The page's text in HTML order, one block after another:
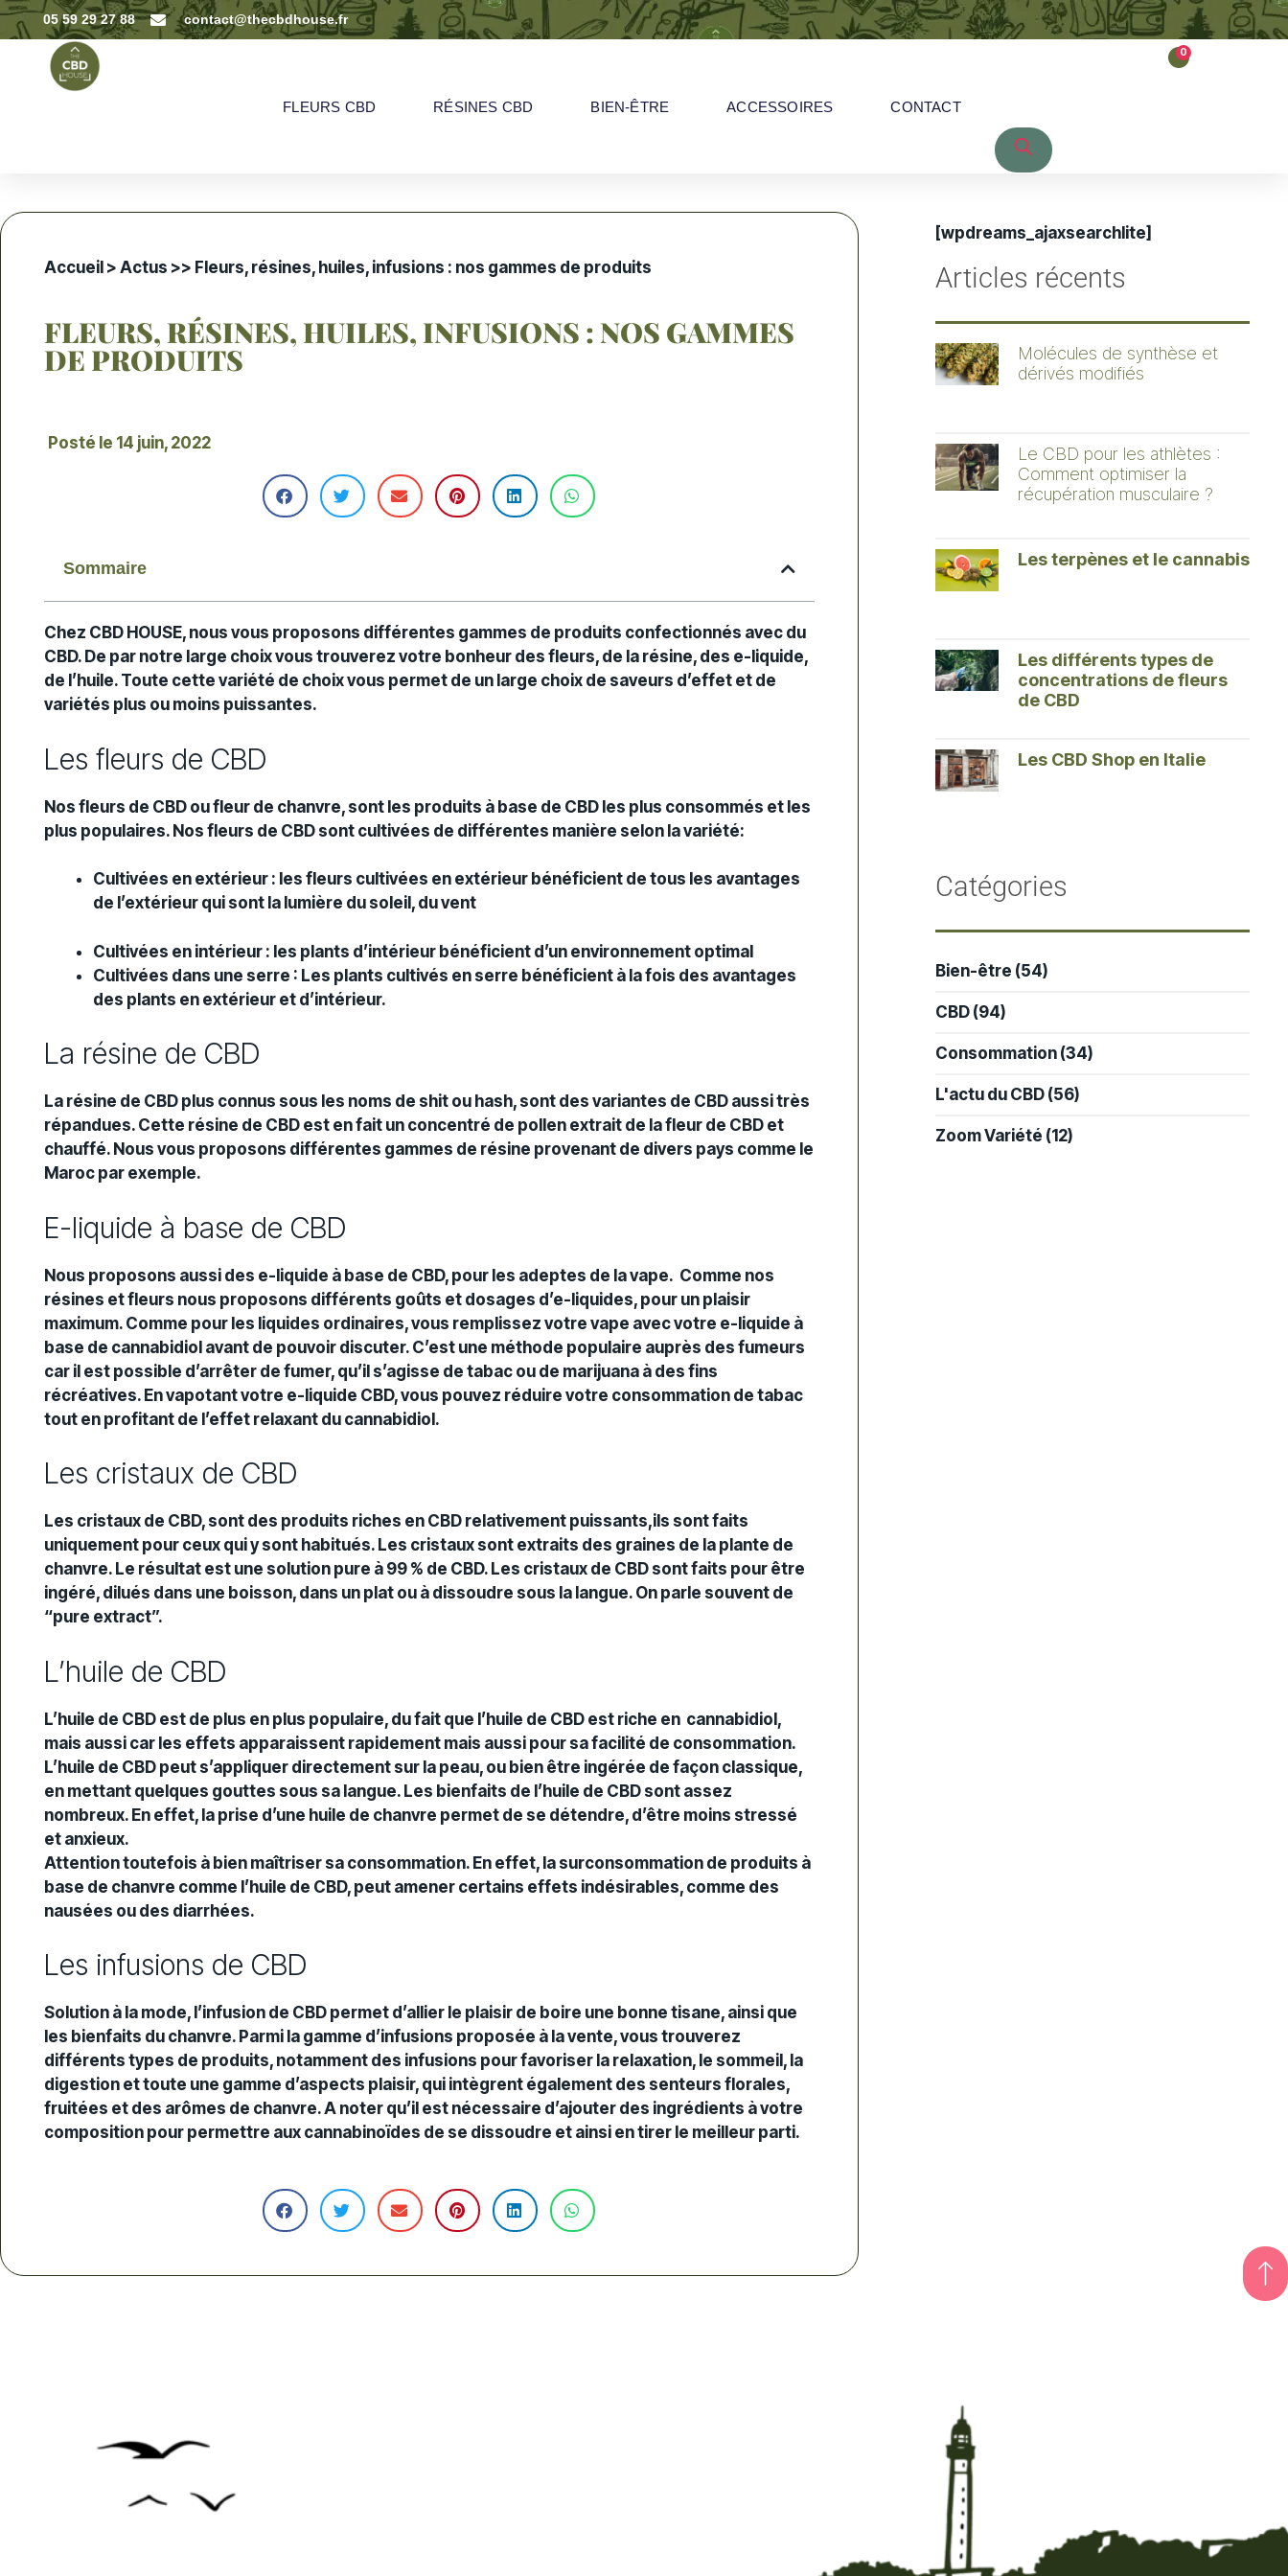
--
05 59 29 27 88 contact@thecbdhouse.fr
FLEURS CBD RÉSINES CBD BIEN-ÊTRE ACCESSOIRES CONTACT
0
Accueil> Actus >> Fleurs, résines, huiles, infusions : nos gammes de produits
FLEURS, RÉSINES, HUILES, INFUSIONS : NOS GAMMES
DE PRODUITS
Posté le 14 juin, 2022
Sommaire
Chez CBD HOUSE, nous vous proposons différentes gammes de produits confectionnés avec du
CBD. De par notre large choix vous trouverez votre bonheur des fleurs, de la résine, des e-liquide,
de l’huile. Toute cette variété de choix vous permet de un large choix de saveurs d’effet et de
variétés plus ou moins puissantes.
Les fleurs de CBD
Nos fleurs de CBD ou fleur de chanvre, sont les produits à base de CBD les plus consommés et les
plus populaires. Nos fleurs de CBD sont cultivées de différentes manière selon la variété:
Cultivées en extérieur : les fleurs cultivées en extérieur bénéficient de tous les avantages
de l’extérieur qui sont la lumière du soleil, du vent
Cultivées en intérieur : les plants d’intérieur bénéficient d’un environnement optimal
Cultivées dans une serre : Les plants cultivés en serre bénéficient à la fois des avantages
des plants en extérieur et d’intérieur.
La résine de CBD
La résine de CBD plus connus sous les noms de shit ou hash, sont des variantes de CBD aussi très
répandues. Cette résine de CBD est en fait un concentré de pollen extrait de la fleur de CBD et
chauffé. Nous vous proposons différentes gammes de résine provenant de divers pays comme le
Maroc par exemple.
E-liquide à base de CBD
Nous proposons aussi des e-liquide à base de CBD, pour les adeptes de la vape. Comme nos
résines et fleurs nous proposons différents goûts et dosages d’e-liquides, pour un plaisir
maximum. Comme pour les liquides ordinaires, vous remplissez votre vape avec votre e-liquide à
base de cannabidiol avant de pouvoir discuter. C’est une méthode populaire auprès des fumeurs
car il est possible d’arrêter de fumer, qu’il s’agisse de tabac ou de marijuana à des fins
récréatives. En vapotant votre e-liquide CBD, vous pouvez réduire votre consommation de tabac
tout en profitant de l’effet relaxant du cannabidiol.
Les cristaux de CBD
Les cristaux de CBD, sont des produits riches en CBD relativement puissants,ils sont faits
uniquement pour ceux qui y sont habitués. Les cristaux sont extraits des graines de la plante de
chanvre. Le résultat est une solution pure à 99 % de CBD. Les cristaux de CBD sont faits pour être
ingéré, dilués dans une boisson, dans un plat ou à dissoudre sous la langue. On parle souvent de
“pure extract”.
L’huile de CBD
L’huile de CBD est de plus en plus populaire, du fait que l’huile de CBD est riche en cannabidiol,
mais aussi car les effets apparaissent rapidement mais aussi pour sa facilité de consommation.
L’huile de CBD peut s’appliquer directement sur la peau, ou bien être ingérée de façon classique,
en mettant quelques gouttes sous sa langue. Les bienfaits de l’huile de CBD sont assez
nombreux. En effet, la prise d’une huile de chanvre permet de se détendre, d’être moins stressé
et anxieux.
Attention toutefois à bien maîtriser sa consommation. En effet, la surconsommation de produits à
base de chanvre comme l’huile de CBD, peut amener certains effets indésirables, comme des
nausées ou des diarrhées.
Les infusions de CBD
Solution à la mode, l’infusion de CBD permet d’allier le plaisir de boire une bonne tisane, ainsi que
les bienfaits du chanvre. Parmi la gamme d’infusions proposée à la vente, vous trouverez
différents types de produits, notamment des infusions pour favoriser la relaxation, le sommeil, la
digestion et toute une gamme d’aspects plaisir, qui intègrent également des senteurs florales,
fruitées et des arômes de chanvre. A noter qu’il est nécessaire d’ajouter des ingrédients à votre
composition pour permettre aux cannabinoïdes de se dissoudre et ainsi en tirer le meilleur parti.
[wpdreams_ajaxsearchlite]
Articles récents
Molécules de synthèse et
dérivés modifiés
Le CBD pour les athlètes :
Comment optimiser la
récupération musculaire ?
Les terpènes et le cannabis
Les différents types de
concentrations de fleurs
de CBD
Les CBD Shop en Italie
Catégories
Bien-être (54)
CBD(94)
Consommation(34)
L'actu du CBD(56)
Zoom Variété (12)